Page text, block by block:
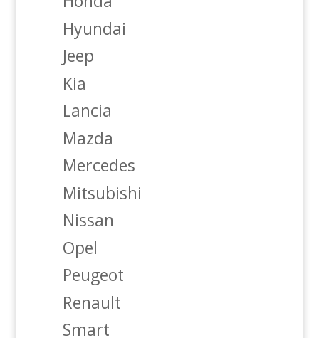
Hyundai
Jeep
Kia
Lancia
Mazda
Mercedes
Mitsubishi
Nissan
Opel
Peugeot
Renault
Smart